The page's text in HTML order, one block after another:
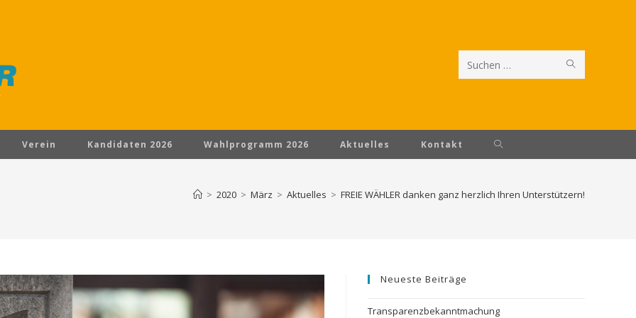
Diese
Verein Kandidaten 2026 Wahlprogramm 2026 Aktuelles Kontakt Website-
umschalten
> 2020 > März > Aktuelles > FREIE WÄHLER danken ganz herzlich Ihren Unterstützern!
Neueste Beiträge
Transparenzbekanntmachung